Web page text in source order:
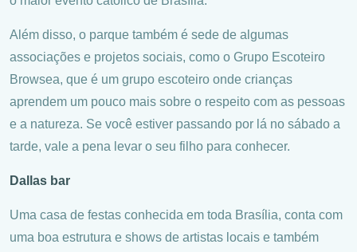
Além disso, o parque também é sede de algumas
associações e projetos sociais, como o Grupo Escoteiro
Browsea, que é um grupo escoteiro onde crianças
aprendem um pouco mais sobre o respeito com as pessoas
e a natureza. Se você estiver passando por lá no sábado a
tarde, vale a pena levar o seu filho para conhecer.
Dallas bar
Uma casa de festas conhecida em toda Brasília, conta com
uma boa estrutura e shows de artistas locais e também